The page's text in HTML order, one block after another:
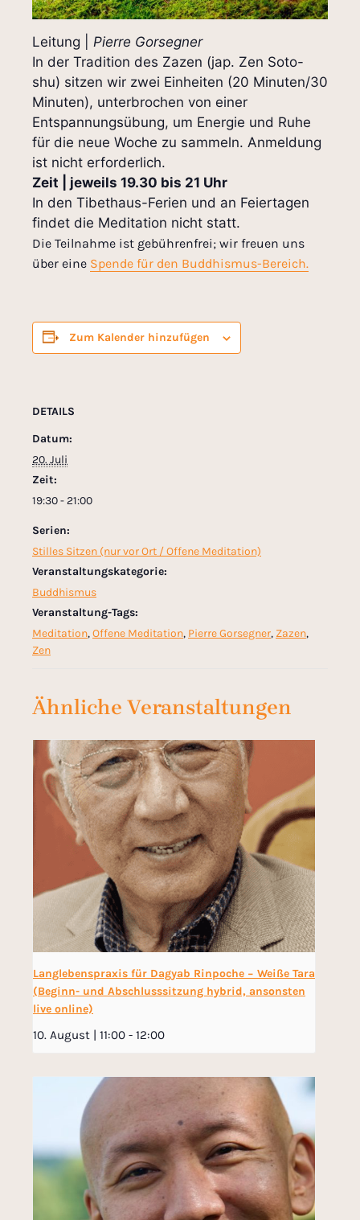
Leitung | Pierre Gorsegner
In der Tradition des Zazen (jap. Zen Soto-
shu) sitzen wir zwei Einheiten (20 Minuten/30
Minuten), unterbrochen von einer
Entspannungsübung, um Energie und Ruhe
für die neue Woche zu sammeln. Anmeldung
ist nicht erforderlich.
Zeit | jeweils 19.30 bis 21 Uhr
In den Tibethaus-Ferien und an Feiertagen
findet die Meditation nicht statt.
Die Teilnahme ist gebührenfrei; wir freuen uns
über eine Spende für den Buddhismus-Bereich.
Zum Kalender hinzufügen
DETAILS
Datum:
20. Juli
Zeit:
19:30 - 21:00
Serien:
Stilles Sitzen (nur vor Ort / Offene Meditation)
Veranstaltungskategorie:
Buddhismus
Veranstaltung-Tags:
Meditation,Offene Meditation, Pierre Gorsegner, Zazen,
Zen
Ähnliche Veranstaltungen
Langlebenspraxis für Dagyab Rinpoche − Weiße Tara
(Beginn- und Abschlusssitzung hybrid, ansonsten
live online)
10. August | 11:00 - 12:00